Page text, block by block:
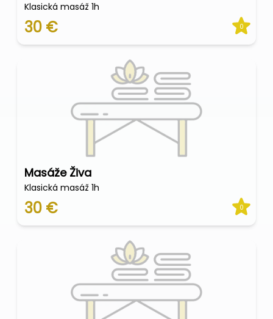
Klasická masáž 1h
30 € 0
Masáže Živa
Klasická masáž 1h
30 € 0